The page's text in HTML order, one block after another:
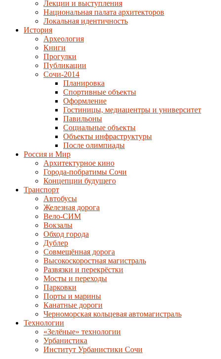
Лекции и выступления
Национальная палата архитекторов
Локальная идентичность
История
Археология
Книги
Прогулки
Публикации
Сочи-2014
Планировка
Спортивные объекты
Оформление
Гостиницы, медиацентры и университет
Павильоны
Социальные объекты
Объекты инфраструктуры
После олимпиады
Россия и Мир
Архитектурное кино
Города-побратимы Сочи
Концепции будущего
Транспорт
Автобусы
Железная дорога
Вело-СИМ
Вокзалы
Обход города
Дублер
Совмещённая дорога
Высокоскоростная магистраль
Развязки и перекрёстки
Мосты и переходы
Парковки
Порты и марины
Канатные дороги
Черноморская кольцевая автомагистраль
Технологии
«Зелёные» технологии
Урбанистика
Институт Урбанистики Сочи